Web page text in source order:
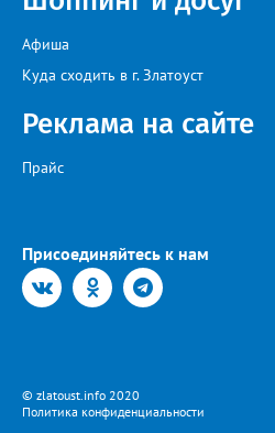
Афиша
Куда сходить в г. Златоуст
Реклама на сайте
Прайс
Присоединяйтесь к нам
© zlatoust.info 2020
Политика конфиденциальности